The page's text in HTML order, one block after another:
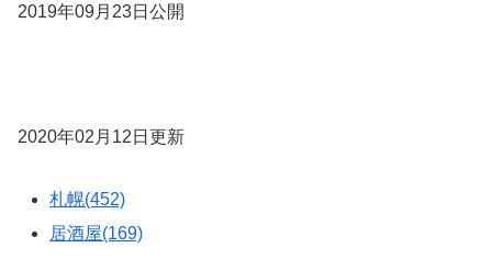
2019年09月23日公開
2020年02月12日更新
札幌(452)
居酒屋(169)